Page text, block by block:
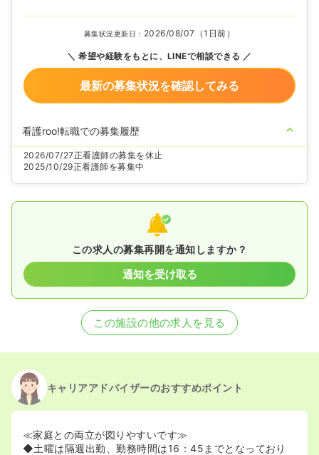
募集状況更新日： 2026/08/07（1日前）
希望や経験をもとに、LINEで相談できる
最新の募集状況を確認してみる
看護roo!転職での募集履歴
2026/07/27正看護師の募集を休止
2025/10/29正看護師を募集中
この求人の募集再開を通知しますか？
通知を受け取る
この施設の他の求人を見る
キャリアアドバイザーのおすすめポイント
≪家庭との両立が図りやすいです≫
◆土曜は隔週出勤、勤務時間は16：45までとなっており